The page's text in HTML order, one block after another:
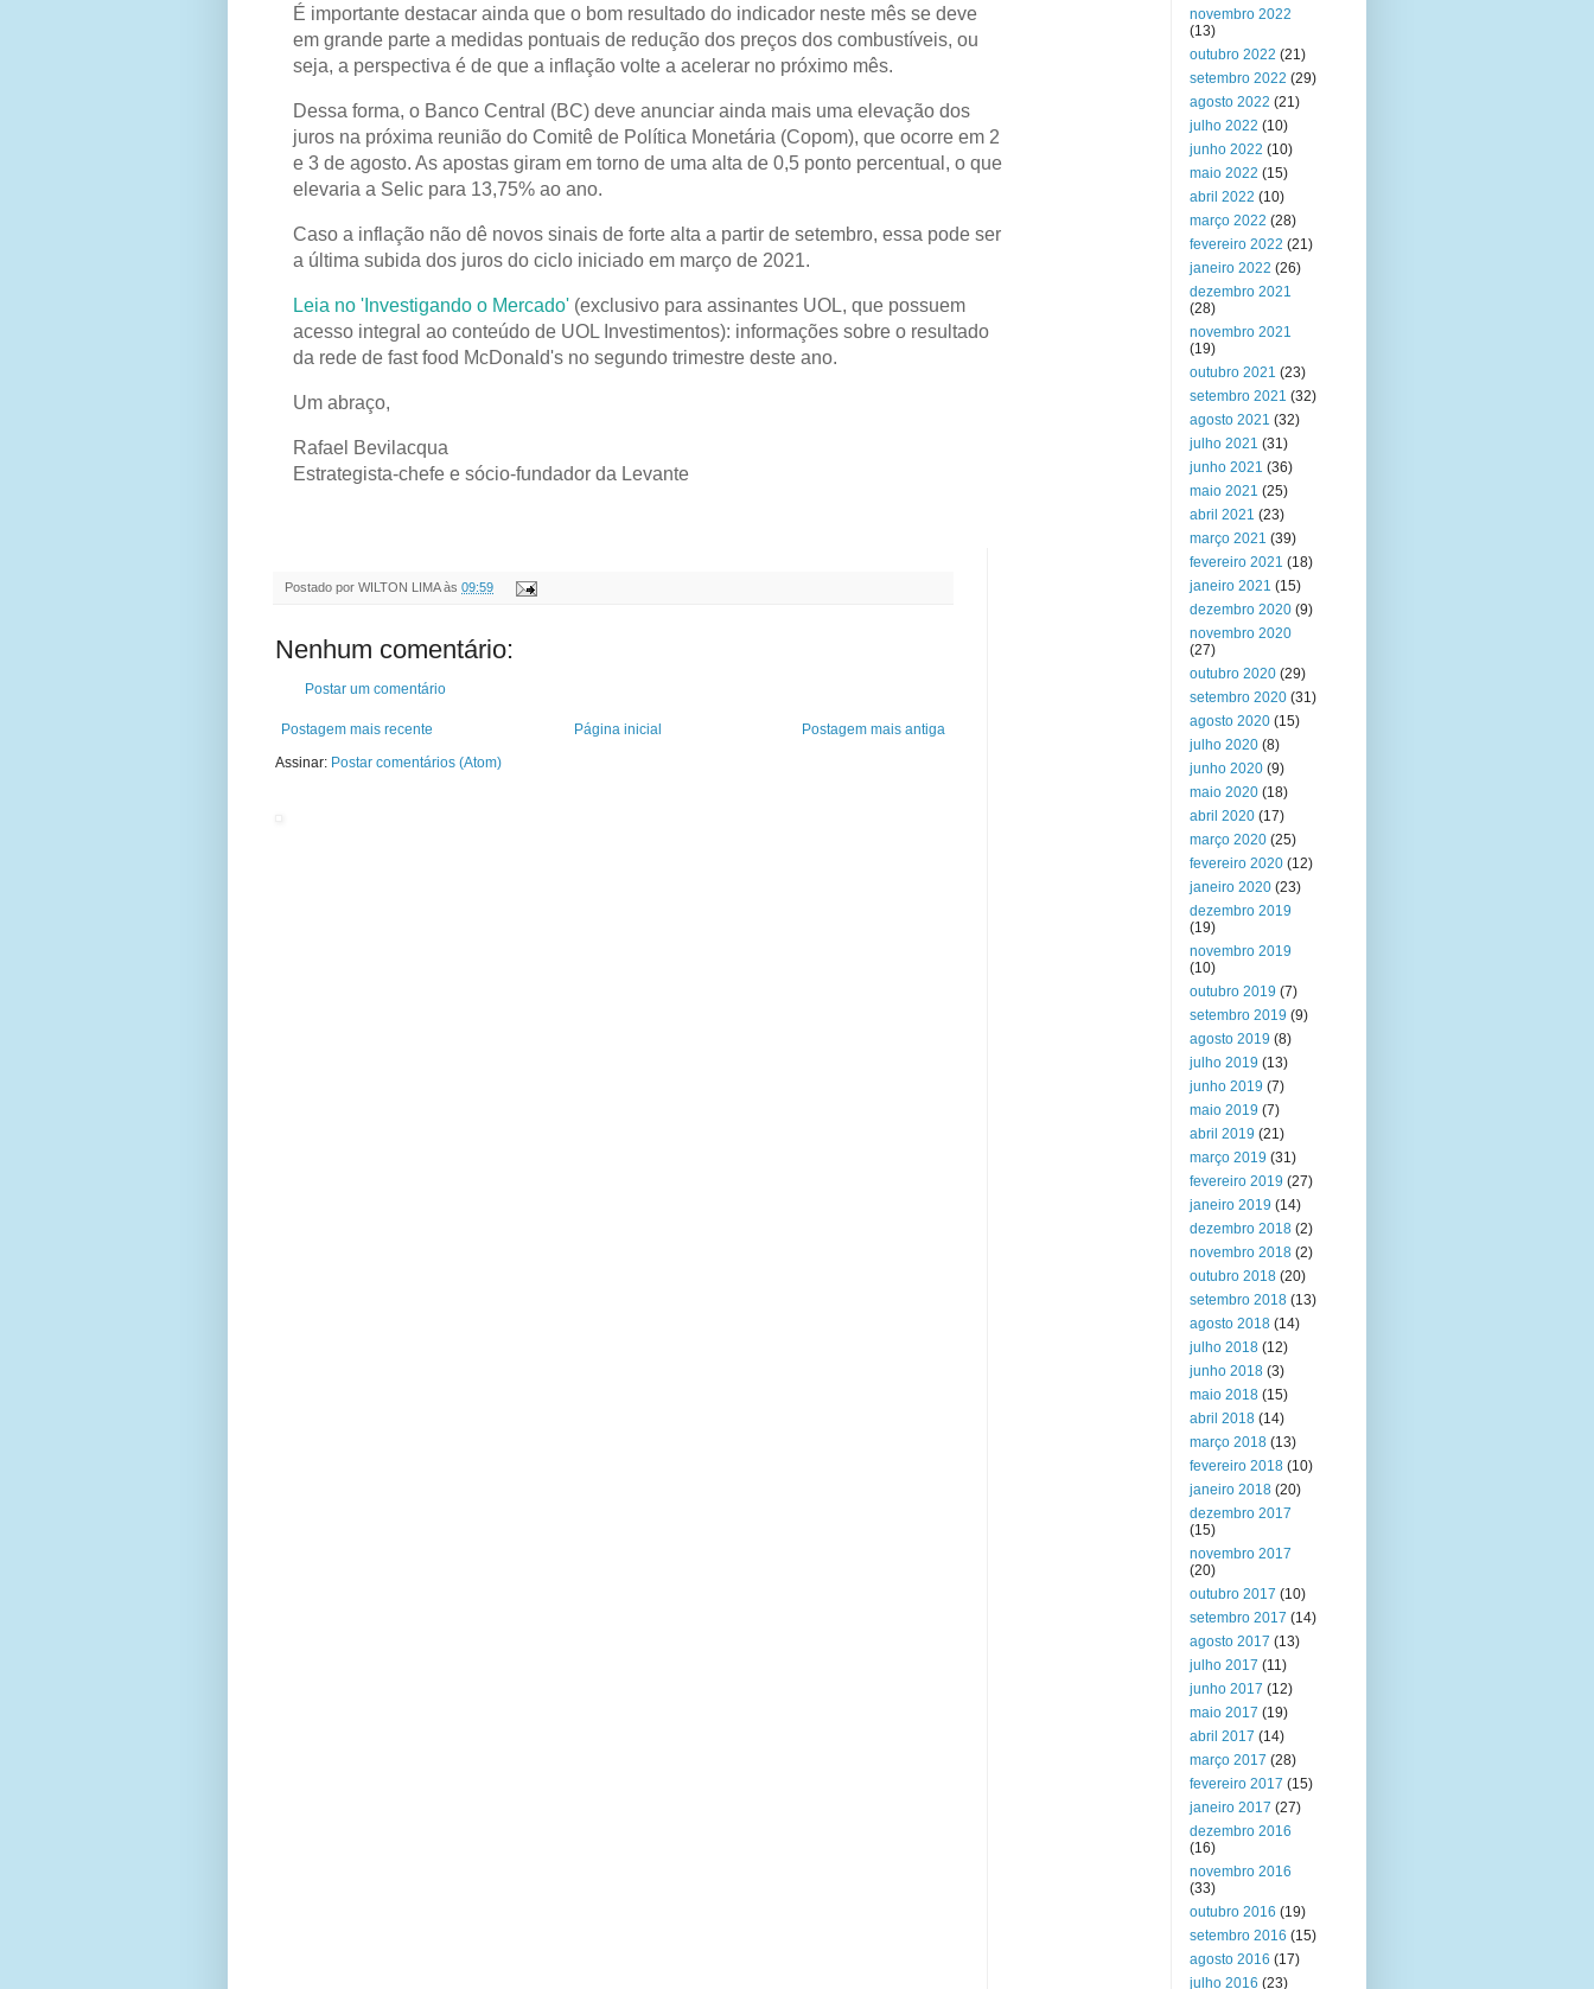
É importante destacar ainda que o bom resultado do indicador neste mês se deve
em grande parte a medidas pontuais de redução dos preços dos combustíveis, ou
seja, a perspectiva é de que a inflação volte a acelerar no próximo mês.
Dessa forma, o Banco Central (BC) deve anunciar ainda mais uma elevação dos
juros na próxima reunião do Comitê de Política Monetária (Copom), que ocorre em 2
e 3 de agosto. As apostas giram em torno de uma alta de 0,5 ponto percentual, o que
elevaria a Selic para 13,75% ao ano.
Caso a inflação não dê novos sinais de forte alta a partir de setembro, essa pode ser
a última subida dos juros do ciclo iniciado em março de 2021.
Leia no 'Investigando o Mercado' (exclusivo para assinantes UOL, que possuem
acesso integral ao conteúdo de UOL Investimentos): informações sobre o resultado
da rede de fast food McDonald's no segundo trimestre deste ano.
Um abraço,
Rafael Bevilacqua
Estrategista-chefe e sócio-fundador da Levante
Postado por WILTON LIMA às 09:59
Nenhum comentário:
Postar um comentário
Postagem mais recente Postagem mais antiga
Página inicial
Assinar: Postar comentários (Atom)
novembro 2022
(13)
outubro 2022 (21)
setembro 2022 (29)
agosto 2022 (21)
julho 2022 (10)
junho 2022 (10)
maio 2022 (15)
abril 2022 (10)
março 2022 (28)
fevereiro 2022 (21)
janeiro 2022 (26)
dezembro 2021
(28)
novembro 2021
(19)
outubro 2021 (23)
setembro 2021 (32)
agosto 2021 (32)
julho 2021 (31)
junho 2021 (36)
maio 2021 (25)
abril 2021 (23)
março 2021 (39)
fevereiro 2021 (18)
janeiro 2021 (15)
dezembro 2020 (9)
novembro 2020
(27)
outubro 2020 (29)
setembro 2020 (31)
agosto 2020 (15)
julho 2020 (8)
junho 2020 (9)
maio 2020 (18)
abril 2020 (17)
março 2020 (25)
fevereiro 2020 (12)
janeiro 2020 (23)
dezembro 2019
(19)
novembro 2019
(10)
outubro 2019 (7)
setembro 2019 (9)
agosto 2019 (8)
julho 2019 (13)
junho 2019 (7)
maio 2019 (7)
abril 2019 (21)
março 2019 (31)
fevereiro 2019 (27)
janeiro 2019 (14)
dezembro 2018 (2)
novembro 2018 (2)
outubro 2018 (20)
setembro 2018 (13)
agosto 2018 (14)
julho 2018 (12)
junho 2018 (3)
maio 2018 (15)
abril 2018 (14)
março 2018 (13)
fevereiro 2018 (10)
janeiro 2018 (20)
dezembro 2017
(15)
novembro 2017
(20)
outubro 2017 (10)
setembro 2017 (14)
agosto 2017 (13)
julho 2017 (11)
junho 2017 (12)
maio 2017 (19)
abril 2017 (14)
março 2017 (28)
fevereiro 2017 (15)
janeiro 2017 (27)
dezembro 2016
(16)
novembro 2016
(33)
outubro 2016 (19)
setembro 2016 (15)
agosto 2016 (17)
julho 2016 (23)